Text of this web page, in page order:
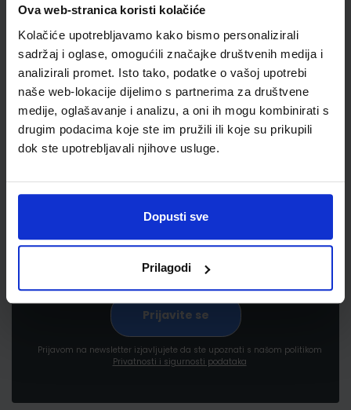
Ova web-stranica koristi kolačiće
Kolačiće upotrebljavamo kako bismo personalizirali
sadržaj i oglase, omogućili značajke društvenih medija i
analizirali promet. Isto tako, podatke o vašoj upotrebi
naše web-lokacije dijelimo s partnerima za društvene
medije, oglašavanje i analizu, a oni ih mogu kombinirati s
drugim podacima koje ste im pružili ili koje su prikupili
dok ste upotrebljavali njihove usluge.
Dopusti sve
Prilagodi
Newsletter prijava
Prijavite se kako bi primali informacije o novim
proizvodima i uslugama, akcijama i drugim
pogodnostima
Prijavom na newsletter izjavljujete da ste upoznati s našom politikom
Privatnosti i sigurnosti podataka